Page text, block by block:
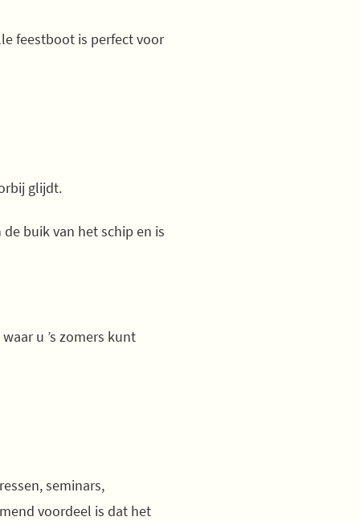
feestboot is perfect voor
glijdt.
buik van het schip en is
u ’s zomers kunt
seminars,
voordeel is dat het